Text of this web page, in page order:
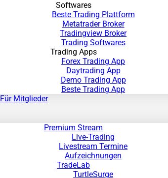
Softwares
Beste Trading Plattform
Metatrader Broker
Tradingview Broker
Trading Softwares
Trading Apps
Forex Trading App
Daytrading App
Demo Trading App
Beste Trading App
Für Mitglieder
Premium Stream
Live-Trading
Livestream Termine
Aufzeichnungen
TradeLab
TurtleSurge